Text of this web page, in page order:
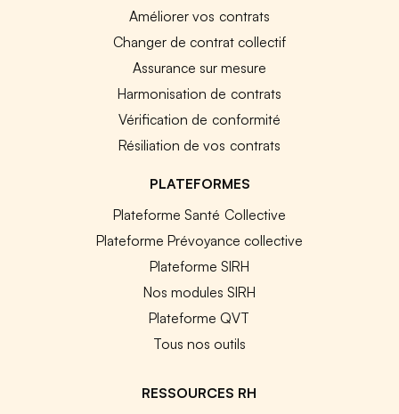
Améliorer vos contrats
Changer de contrat collectif
Assurance sur mesure
Harmonisation de contrats
Vérification de conformité
Résiliation de vos contrats
PLATEFORMES
Plateforme Santé Collective
Plateforme Prévoyance collective
Plateforme SIRH
Nos modules SIRH
Plateforme QVT
Tous nos outils
RESSOURCES RH